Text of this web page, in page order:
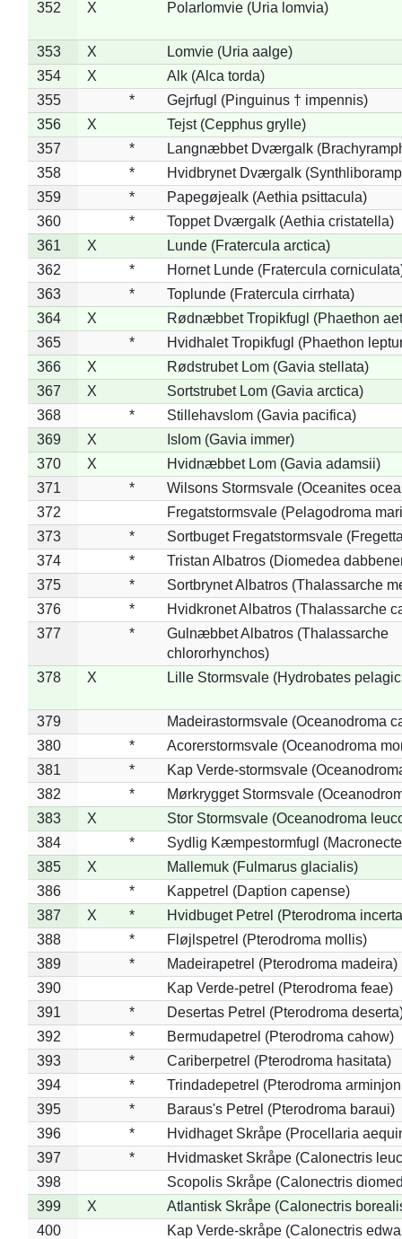
352 X Polarlomvie (Uria lomvia)
353 X
Lomvie (Uria aalge)
354
X
Alk (Alca torda)
355
*
Gejrfugl (Pinguinus † impennis)
356
X
Tejst (Cepphus grylle)
357
*
Langnæbbet Dværgalk
358
*
Hvidbrynet Dværgalk
359
*
Papegøjealk (Aethia psittacula)
360
*
Toppet Dværgalk (Aethia cristatella)
361
X
Lunde (Fratercula arctica)
362
*
Hornet Lunde (Fratercula
363
*
Toplunde (Fratercula cirrhata)
364
X
Rødnæbbet Tropikfugl (Phaethon
365
*
Hvidhalet Tropikfugl (Phaethon
366
X
Rødstrubet Lom (Gavia stellata)
367
X
Sortstrubet Lom (Gavia arctica)
368
*
Stillehavslom (Gavia pacifica)
369
X
Islom (Gavia immer)
370
X
Hvidnæbbet Lom (Gavia adamsii)
371
*
Wilsons Stormsvale (Oceanites
372
Fregatstormsvale (Pelagodroma
373
*
Sortbuget Fregatstormsvale
374
*
Tristan Albatros (Diomedea
375
*
Sortbrynet Albatros (Thalassarche
376
*
Hvidkronet Albatros (Thalassarche
377
*
Gulnæbbet Albatros (Thalassarche
chlororhynchos)
378
X Lille Stormsvale (Hydrobates
379
Madeirastormsvale (Oceanodroma
380
*
Acorerstormsvale (Oceanodroma
381
*
Kap Verde-stormsvale
382
*
Mørkrygget Stormsvale
383
X
Stor Stormsvale (Oceanodroma
384
*
Sydlig Kæmpestormfugl
385
X
Mallemuk (Fulmarus glacialis)
386
*
Kappetrel (Daption capense)
387
X *
Hvidbuget Petrel (Pterodroma
388
*
Fløjlspetrel (Pterodroma mollis)
389
*
Madeirapetrel (Pterodroma madeira)
390
Kap Verde-petrel (Pterodroma feae)
391
*
Desertas Petrel (Pterodroma
392
*
Bermudapetrel (Pterodroma cahow)
393
*
Cariberpetrel (Pterodroma hasitata)
394
*
Trindadepetrel (Pterodroma
395
*
Baraus's Petrel (Pterodroma baraui)
396
*
Hvidhaget Skråpe (Procellaria
397
*
Hvidmasket Skråpe (Calonectris
398
Scopolis Skråpe (Calonectris
399
X
Atlantisk Skråpe (Calonectris
400
Kap Verde-skråpe (Calonectris